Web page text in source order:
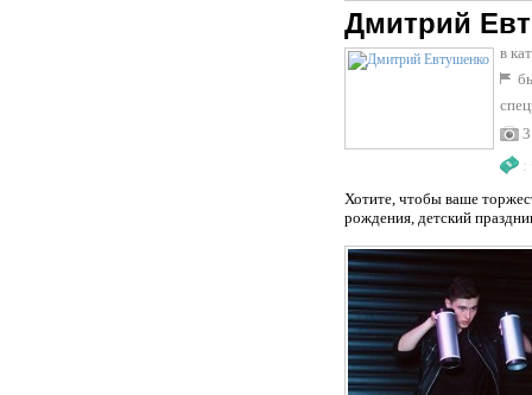
Дмитрий
в
3
:
Хотите, чтобы ваше
рождения, детский